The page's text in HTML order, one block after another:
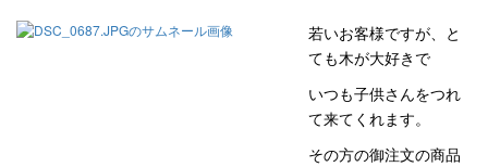
若いお客様ですが、と
ても木が大好きで
いつも子供さんをつれ
て来てくれます。
その方の御注文の商品